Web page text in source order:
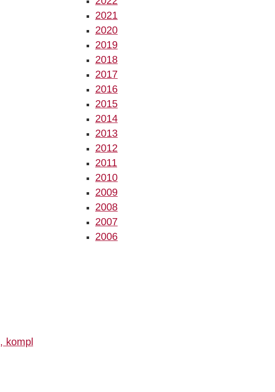
kompl
2021
2020
2019
2018
2017
2016
2015
2014
2013
2012
2011
2010
2009
2008
2007
2006